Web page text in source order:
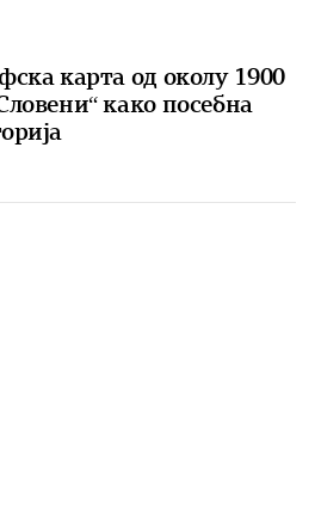
карта од околу 1900
како посебна